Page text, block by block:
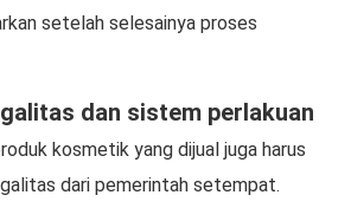
setelah selesainya proses
dan sistem perlakuan
kosmetik yang dijual juga harus
dari pemerintah setempat.